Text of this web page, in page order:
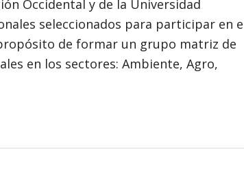
Occidental y de la Universidad
seleccionados para participar en
de formar un grupo matriz de
en los sectores: Ambiente, Agro,